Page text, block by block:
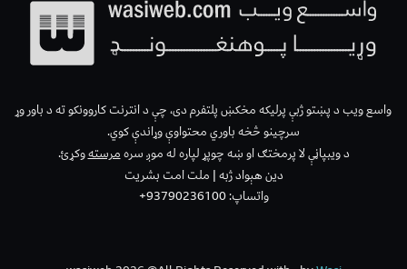
واسع ویب د پښتو ژبې پرلیکه مخکښ پلتفرم دی، چې د انترنت کاروونکو ته د باور وړ
سرچینو څخه باوري محتواوې وړاندې کوي.
د ویبپاڼې لا پرمختګ او ښه چوپړ لپاره له موږ سرهمرستهوکړئ.
دین هېواد ژبه | ملت امت بشریت
واتساپ: 93790236100+